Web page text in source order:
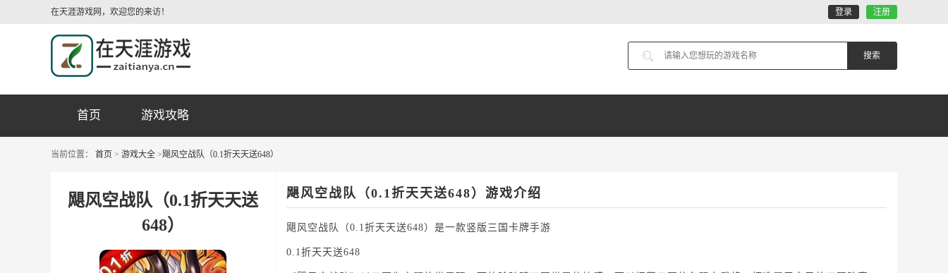
在天涯游戏网，欢迎您的来访！ 登录 注册
首页 游戏攻略
当前位置： 首页 > 游戏大全 >飓风空战队（0.1折天天送648）
飓风空战队（0.1折天天送
648）
飓风空战队（0.1折天天送648）游戏介绍
飓风空战队（0.1折天天送648）是一款竖版三国卡牌手游
0.1折天天送648